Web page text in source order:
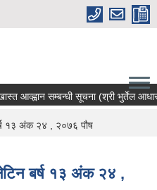
आव्ह्वान सम्बन्धी सूचना (श्री भुर्तेल आधारभुत
१३ अंक २४ , २०७६ पौष
बर्ष १३ अंक २४ ,